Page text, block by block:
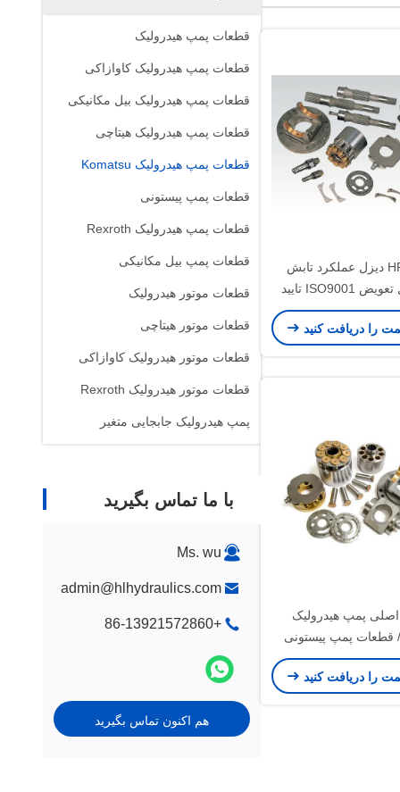
قطعات پمپ هیدرولیک
قطعات پمپ هیدرولیک کاوازاکی
قطعات پمپ هیدرولیک بیل مکانیکی
قطعات پمپ هیدرولیک هیتاچی
قطعات پمپ هیدرولیک Komatsu
قطعات پمپ پیستونی
قطعات پمپ هیدرولیک Rexroth
قطعات پمپ بیل مکانیکی
قطعات موتور هیدرولیک
قطعات موتور هیتاچی
قطعات موتور هیدرولیک کاوازاکی
قطعات موتور هیدرولیک Rexroth
پمپ هیدرولیک جابجایی متغیر
با ما تماس بگیرید
Ms. wu
admin@hlhydraulics.com
+86-13921572860
هم اکنون تماس بگیرید
HPVMF32 دیزل عملکرد تابش
بسیار قابل تعویض ISO9001 تایید
شده است
را دریافت کنید
پمپ هیدرولیک
قطعات پمپ پیستونی
موتور سفر
را دریافت کنید